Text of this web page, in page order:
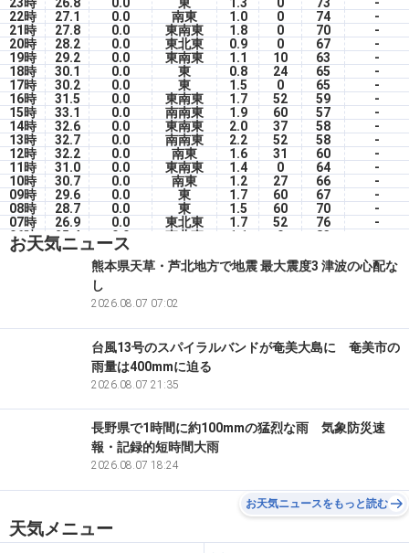
22時
27.1 0.0 南東 1.0 0 74
-
21時
27.8 0.0 東南東 1.8 0 70
-
20時
28.2 0.0 東北東 0.9 0 67
-
19時
29.2 0.0 東南東 1.1 10 63
-
18時
30.1 0.0 東 0.8 24 65
-
17時
30.2 0.0 東 1.5 0 65
-
16時
31.5 0.0 東南東 1.7 52 59
-
15時
33.1 0.0 南南東 1.9 60 57
-
14時
32.6 0.0 東南東 2.0 37 58
-
13時
32.7 0.0 南南東 2.2 52 58
-
12時
32.2 0.0 南東 1.6 31 60
-
11時
31.0 0.0 東南東 1.4 0 64
-
10時
30.7 0.0 南東 1.2 27 66
-
09時
29.6 0.0 東 1.7 60 67
-
08時
28.7 0.0 東 1.5 60 70
-
07時
26.9 0.0 東北東 1.7 52 76
-
06時
25.4 0.0 東北東 1.1 0 83
05時
25.8 0.0
0.0 東 2.2 0 78
-
0.0 東 0.9 79
-
0.0
お天気ニュース
熊本県天草・芦北地方で地震 最大震度3 津波の心配な
し
2026.08.07 07:02
台風13号のスパイラルバンドが奄美大島に 奄美市の
雨量は400mmに迫る
2026.08.07 21:35
長野県で1時間に約100mmの猛烈な雨 気象防災速
報・記録的短時間大雨
2026.08.07 18:24
お天気ニュースをもっと読む
天気メニュー